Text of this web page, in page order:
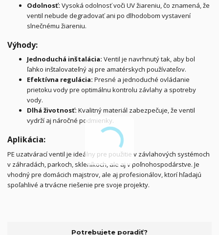
Odolnosť: Vysoká odolnosť voči UV žiareniu, čo znamená, že
ventil nebude degradovať ani po dlhodobom vystavení
slnečnému žiareniu.
Výhody:
Jednoduchá inštalácia: Ventil je navrhnutý tak, aby bol
ľahko inštalovateľný aj pre amatérskych používateľov.
Efektívna regulácia: Presné a jednoduché ovládanie
prietoku vody pre optimálnu kontrolu závlahy a spotreby
vody.
Dlhá životnosť: Kvalitný materiál zabezpečuje, že ventil
vydrží aj náročné podmienky.
Aplikácia:
PE uzatvárací ventil je ideálny pre použitie v závlahových systémoch
v záhradách, parkoch, skleníkoch, ale aj v poľnohospodárstve. Je
vhodný pre domácich majstrov, ale aj profesionálov, ktorí hľadajú
spoľahlivé a trvácne riešenie pre svoje projekty.
Potrebujete poradiť?